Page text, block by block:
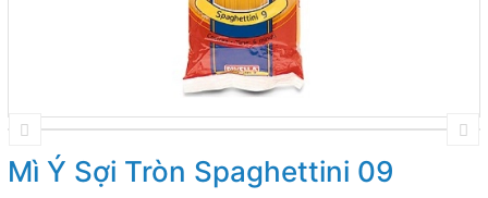
Mì Ý Sợi Tròn Spaghettini 09